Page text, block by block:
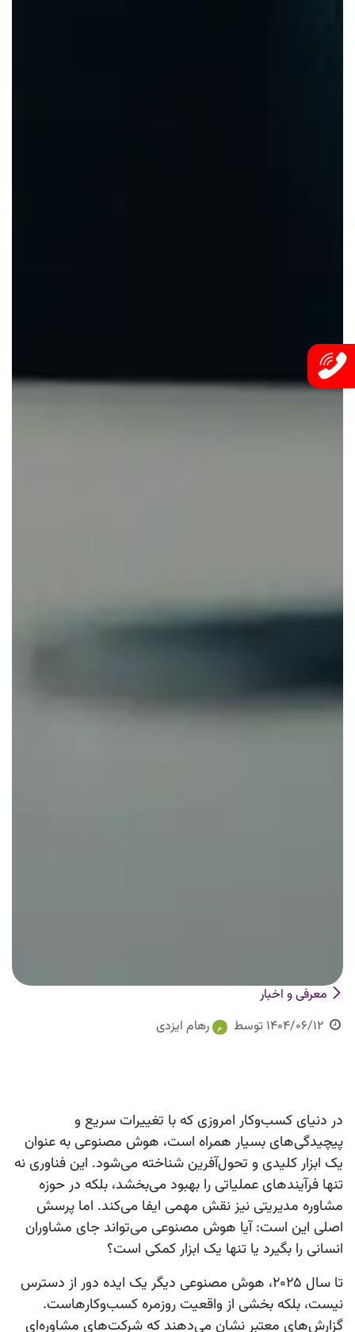
معرفی و اخبار
1404/06/12 توسط رهام ایزدی
در دنیای کسب‌وکار امروزی که با تغییرات سریع و
پیچیدگی‌های بسیار همراه است، هوش مصنوعی به عنوان
یک ابزار کلیدی و تحول‌آفرین شناخته می‌شود. این فناوری نه
تنها فرآیندهای عملیاتی را بهبود می‌بخشد، بلکه در حوزه
مشاوره مدیریتی نیز نقش مهمی ایفا می‌کند. اما پرسش
اصلی این است: آیا هوش مصنوعی می‌تواند جای مشاوران
انسانی را بگیرد یا تنها یک ابزار کمکی است؟
تا سال 2025، هوش مصنوعی دیگر یک ایده دور از دسترس
نیست، بلکه بخشی از واقعیت روزمره کسب‌وکارهاست.
گزارش‌های معتبر نشان می‌دهند که شرکت‌های مشاوره‌ای